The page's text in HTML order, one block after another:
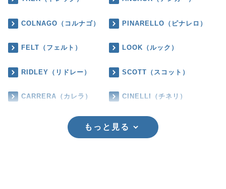
COLNAGO（コルナゴ） PINARELLO（ピナレロ）
FELT（フェルト） LOOK（ルック）
RIDLEY（リドレー） SCOTT（スコット）
CARRERA（カレラ） CINELLI（チネリ）
もっと見る